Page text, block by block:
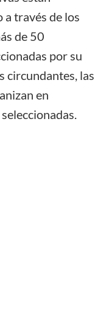
través de los
de 50
por su
circundantes, las
en